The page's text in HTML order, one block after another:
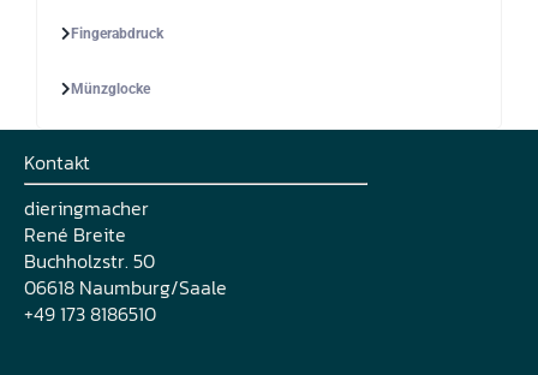
Fingerabdruck
Münzglocke
Kontakt
dieringmacher
René Breite
Buchholzstr. 50
06618 Naumburg/Saale
+49 173 8186510